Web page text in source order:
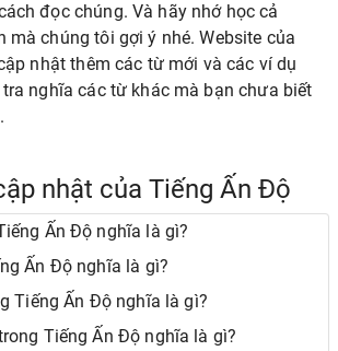
đọc chúng. Và hãy nhớ học cả
mà chúng tôi gợi ý nhé. Website của
nhật thêm các từ mới và các ví dụ
nghĩa các từ khác mà bạn chưa biết
nhật của Tiếng Ấn Độ
Ấn Độ nghĩa là gì?
Ấn Độ nghĩa là gì?
Tiếng Ấn Độ nghĩa là gì?
Tiếng Ấn Độ nghĩa là gì?